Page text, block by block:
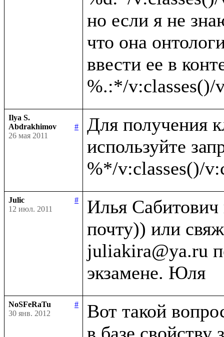
но если я не
что она
ввести ее в
Ilya S.
Abdrakhimov
#
26 мая 2011
Для получения
используйте
Julic
#
12 июл. 2011
Илья
почту)) или
juliakira@ya.ru
NoSFeRaTu
#
30 янв. 2012
Вот такой